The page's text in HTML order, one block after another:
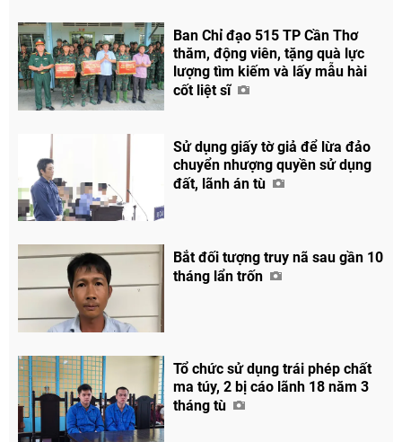
Chia sẻ
Ban Chỉ đạo 515 TP Cần Thơ
thăm, động viên, tặng quà lực
lượng tìm kiếm và lấy mẫu hài
cốt liệt sĩ
Sử dụng giấy tờ giả để lừa đảo
chuyển nhượng quyền sử dụng
đất, lãnh án tù
Bắt đối tượng truy nã sau gần 10
tháng lẩn trốn
Tổ chức sử dụng trái phép chất
ma túy, 2 bị cáo lãnh 18 năm 3
tháng tù